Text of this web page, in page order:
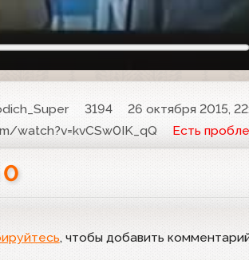
3194 26 октября 2015,
watch?v=kvCSw0IK_qQ
Есть
0
, чтобы добавить